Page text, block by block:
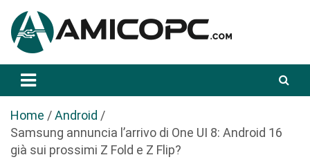
a
Amicopc.com
Home
Android
Samsung annuncia l’arrivo di One UI 8: Android 16
già sui prossimi Z Fold e Z Flip?